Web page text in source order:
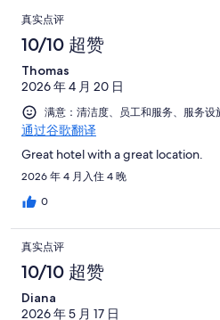
条
点
有
765
条
点
评
共
有
765
点
评
评，
共
有
765
条
点
条
好
评，
有
765
条
点
评
点
评
真实点评
10/10 超赞
Thomas
2026 年 4 月 20 日
满意：清洁度、员工和服务、服务设
通过谷歌翻译
Great hotel with a great location.
2026 年 4 月入住 4 晚
0
真实点评
10/10 超赞
Diana
2026 年 5 月 17 日